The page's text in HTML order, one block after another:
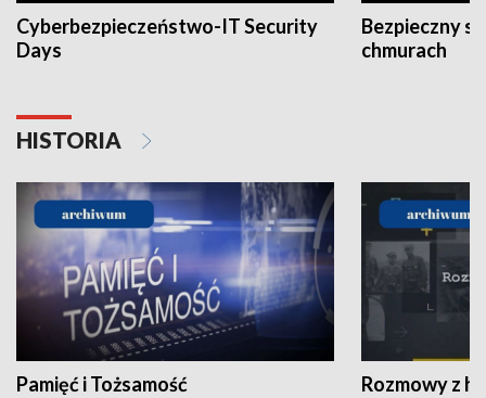
Cyberbezpieczeństwo-IT Security
Days
Bezpieczny
chmurach
HISTORIA
Pamięć i Tożsamość Rozmowy z